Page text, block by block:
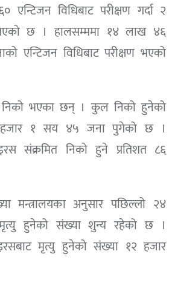
विधिबाट परीक्षण गर्दा २
छ । हालसम्ममा १४ लाख ४६
एन्टिजन विधिबाट परीक्षण भएको
निको भएका छन् । कुल निको हुनेको
१ सय ४५ जना पुगेको छ ।
संक्रमित निको हुने प्रतिशत ८६
मन्त्रालयका अनुसार पछिल्लो २४
मृत्यु हुनेको संख्या शुन्य रहेको छ ।
मृत्यु हुनेको संख्या १२ हजार